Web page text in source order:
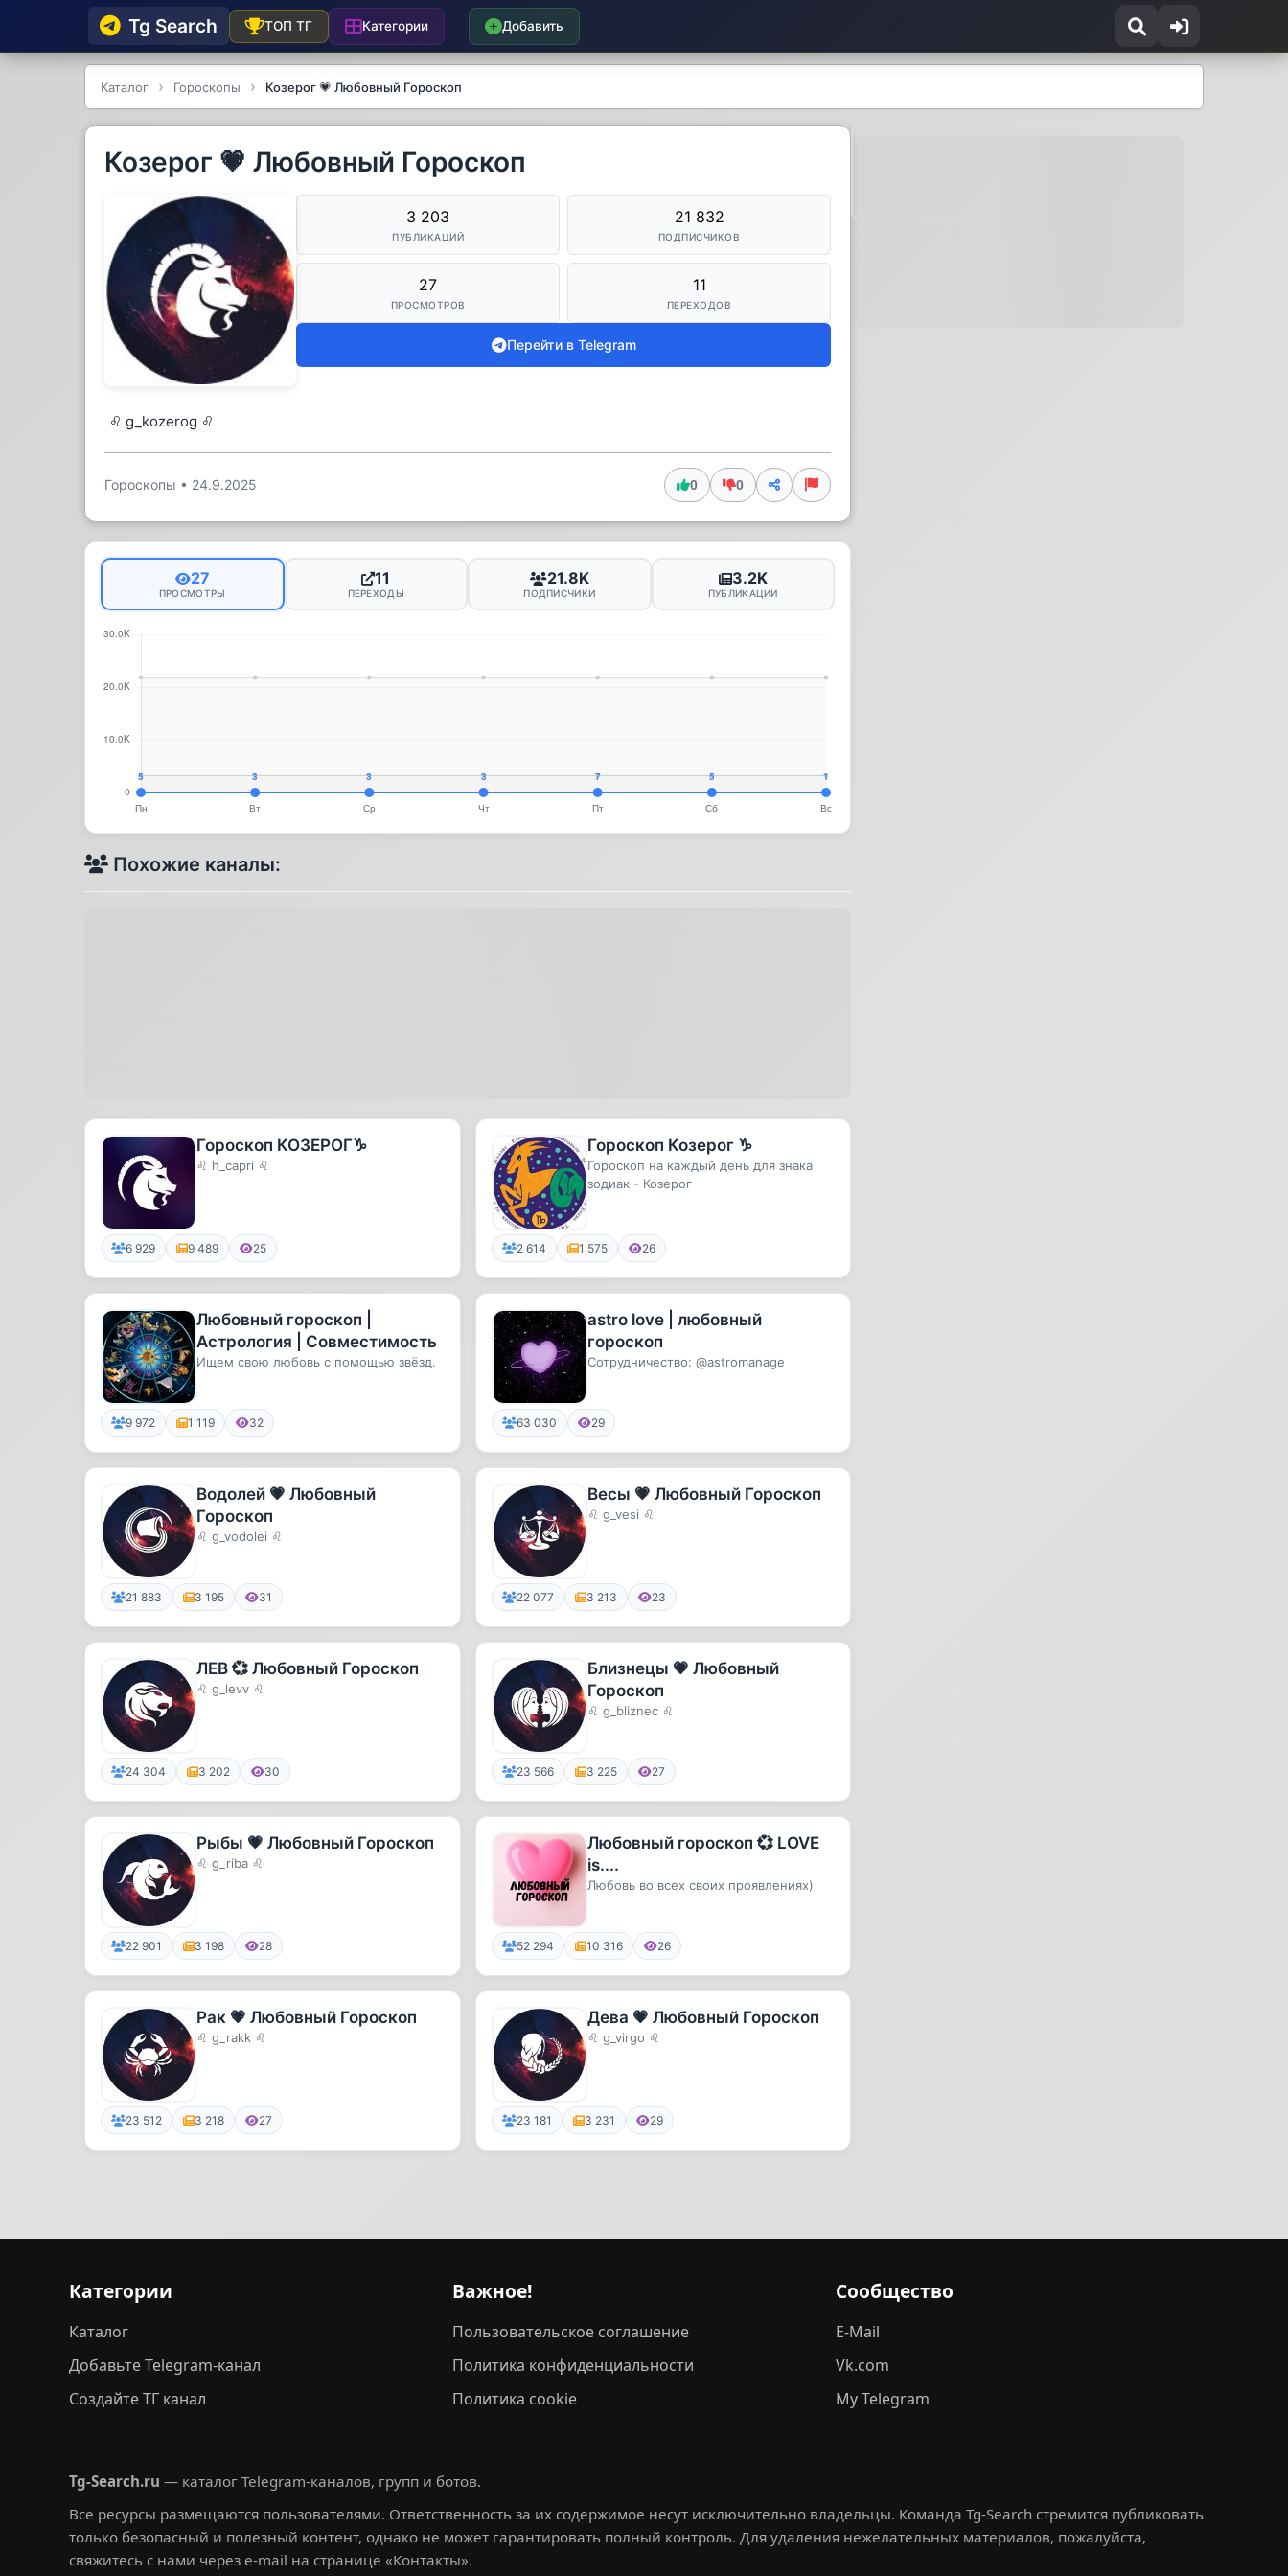
Tg Searсh ТОП ТГ Категории Добавить
Каталог Гороскопы Козерог 💗 Любовный Гороскоп
Козерог 💗 Любовный Гороскоп
3 203
ПУБЛИКАЦИЙ
21 832
ПОДПИСЧИКОВ
27
ПРОСМОТРОВ
11
ПЕРЕХОДОВ
Перейти в Telegram
♌ g_kozerog ♌
Гороскопы • 24.9.2025 0 0
27
ПРОСМОТРЫ
11
ПЕРЕХОДЫ
21.8K
ПОДПИСЧИКИ
3.2K
ПУБЛИКАЦИИ
Похожие каналы:
Гороскоп КОЗЕРОГ♑️
♌ h_capri ♌
6 929 9 489 25
Гороскоп Козерог ♑️
Гороскоп на каждый день для знака
зодиак - Козерог
2 614 1 575 26
Любовный гороскоп |
Астрология | Совместимость
Ищем свою любовь с помощью звёзд.
9 972 1 119 32
astro love | любовный
гороскоп
Сотрудничество: @astromanage
63 030 29
Водолей 💗 Любовный
Гороскоп
♌ g_vodolei ♌
21 883 3 195 31
Весы 💗 Любовный Гороскоп
♌ g_vesi ♌
22 077 3 213 23
ЛЕВ 💞 Любовный Гороскоп
♌ g_levv ♌
24 304 3 202 30
Близнецы 💗 Любовный
Гороскоп
♌ g_bliznec ♌
23 566 3 225 27
Рыбы 💗 Любовный Гороскоп
♌ g_riba ♌
22 901 3 198 28
Любовный гороскоп 💞 LOVE
is....
Любовь во всех своих проявлениях)
52 294 10 316 26
Рак 💗 Любовный Гороскоп
♌ g_rakk ♌
23 512 3 218 27
Дева 💗 Любовный Гороскоп
♌ g_virgo ♌
23 181 3 231 29
Категории
Каталог
Добавьте Telegram-канал
Создайте ТГ канал
Важное!
Пользовательское соглашение
Политика конфиденциальности
Политика cookie
Сообщество
E-Mail
Vk.com
My Telegram
Tg-Search.ru — каталог Telegram-каналов, групп и ботов.
Все ресурсы размещаются пользователями. Ответственность за их содержимое несут исключительно владельцы. Команда Tg-Search стремится публиковать
только безопасный и полезный контент, однако не может гарантировать полный контроль. Для удаления нежелательных материалов, пожалуйста,
свяжитесь с нами через e-mail на странице «Контакты».